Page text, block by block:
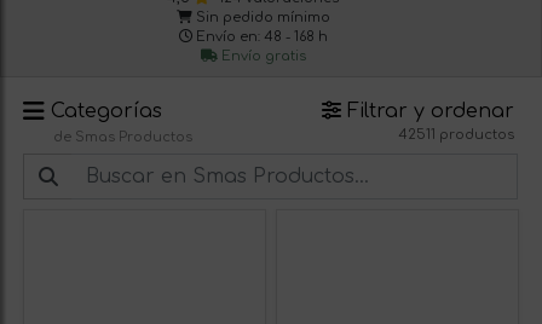
Sin pedido mínimo
Envío en: 48 - 168 h
Envío gratis
Categorías
de Smas Productos
Filtrar y ordenar
42511 productos